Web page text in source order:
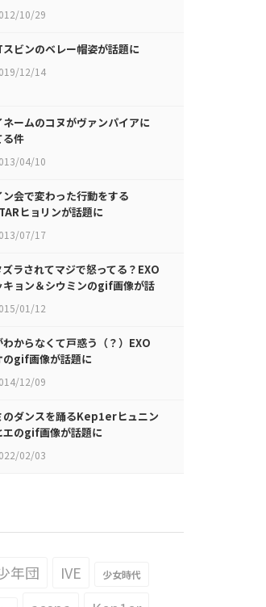
10/29
スビンのベレー帽姿が話題に
12/14
ネームのコヌがヴァンパイアに
る件
04/10
ン会で変わった行動をする
ヒョリンが話題に
07/17
ズラされてマジで怒ってる？EXO
キョン＆シウミンのgif画像が話
01/12
わからなくて戸惑う（？）EXO
のgif画像が話題に
12/09
のダンスを踊るKep1erヒュニン
エのgif画像が話題に
02/03
年団 IVE 少女時代